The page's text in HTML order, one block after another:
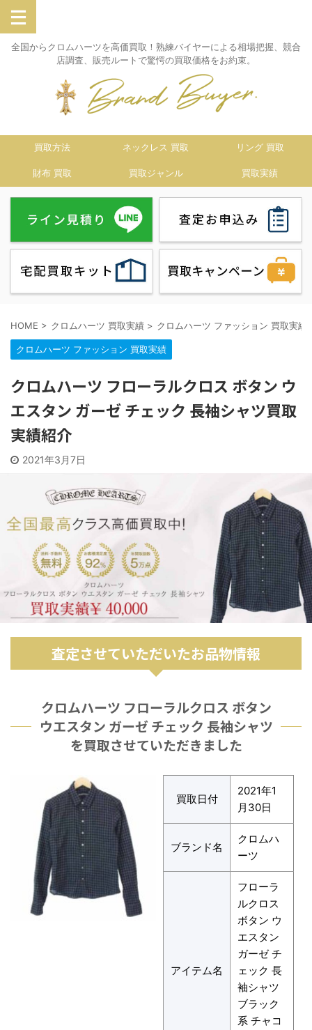
全国からクロムハーツを高価買取！熟練バイヤーによる相場把握、競合
店調査、販売ルートで驚愕の買取価格をお約束。
買取方法 ネックレス 買取 リング 買取
財布 買取 買取ジャンル 買取実績
HOME > クロムハーツ 買取実績 > クロムハーツ ファッション 買取実績
クロムハーツ ファッション 買取実績
クロムハーツ フローラルクロス ボタン ウ
エスタン ガーゼ チェック 長袖シャツ買取
実績紹介
2021年3月7日
査定させていただいたお品物情報
クロムハーツ フローラルクロス ボタン
ウエスタン ガーゼ チェック 長袖シャツ
を買取させていただきました
買取日付
2021年1
月30日
ブランド名
クロムハ
ーツ
アイテム名
フローラ
ルクロス
ボタン ウ
エスタン
ガーゼ チ
ェック 長
袖シャツ
ブラック
系 チャコ